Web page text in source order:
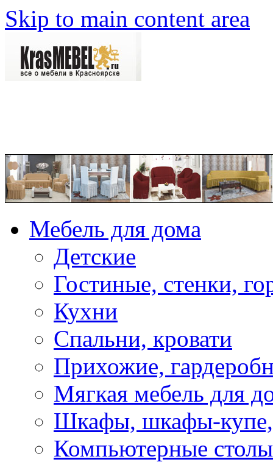
Skip to main content area
Мебель для дома
Детские
Гостиные, стенки,
Кухни
Спальни, кровати
Прихожие,
Мягкая мебель для
Шкафы, шкафы-купе,
Компьютерные столы